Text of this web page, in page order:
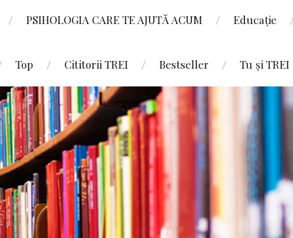
PSIHOLOGIA CARE TE AJUTĂ ACUM Educație
Top Cititorii TREI Bestseller Tu și TREI